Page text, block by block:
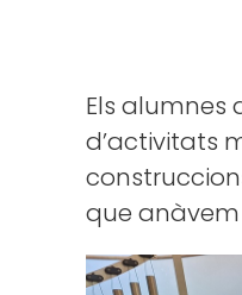
Els alumnes
d’activitats
que